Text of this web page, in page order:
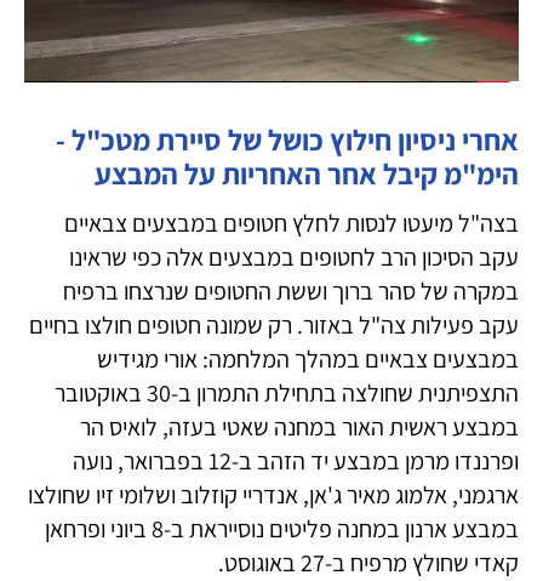
Video
אחרי ניסיון חילוץ כושל של סיירת מטכ"ל -
הימ"מ קיבל אחר האחריות על המבצע
בצה"ל מיעטו לנסות לחלץ חטופים במבצעים צבאיים
עקב הסיכון הרב לחטופים במבצעים אלה כפי שראינו
במקרה של סהר ברוך וששת החטופים שנרצחו ברפיח
עקב פעילות צה"ל באזור. רק שמונה חטופים חולצו בחיים
במבצעים צבאיים במהלך המלחמה: אורי מגידיש
התצפיתנית שחולצה בתחילת התמרון ב-30 באוקטובר
במבצע ראשית האור במחנה שאטי בעזה, לואיס הר
ופרננדו מרמן במבצע יד הזהב ב-12 בפברואר, נועה
ארגמני, אלמוג מאיר ג'אן, אנדריי קוזלוב ושלומי זיו שחולצו
במבצע ארנון במחנה פליטים נוסייראת ב-8 ביוני ופרחאן
קאדי שחולץ מרפיח ב-27 באוגוסט.